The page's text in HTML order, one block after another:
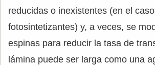
reducidas o inexistentes (en el
fotosintetizantes) y, a veces, se
espinas para reducir la tasa de
lámina puede ser larga como una